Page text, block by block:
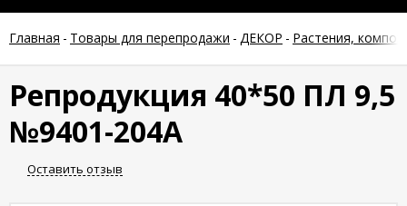
Гарантия
возврат
Новости
Главная - Товары для перепродажи - ДЕКОР - Растения,
Репродукция 40*50 ПЛ 9,5
№9401-204А
Оставить отзыв